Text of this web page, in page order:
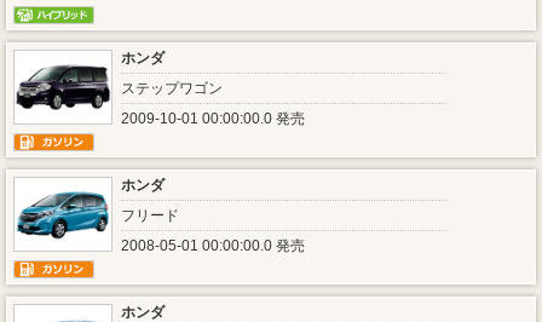
ホンダ
ステップワゴン
2009-10-01 00:00:00.0 発売
ホンダ
フリード
2008-05-01 00:00:00.0 発売
ホンダ